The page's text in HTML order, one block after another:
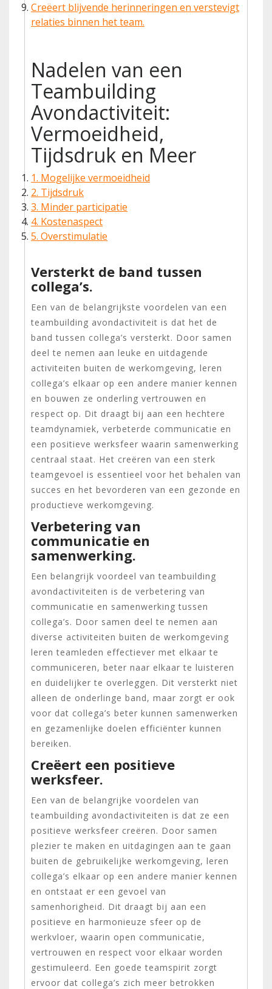
Creëert blijvende herinneringen en verstevigt
relaties binnen het team.
Nadelen van een
Teambuilding
Avondactiviteit:
Vermoeidheid,
Tijdsdruk en Meer
1. Mogelijke vermoeidheid
2. Tijdsdruk
3. Minder participatie
4. Kostenaspect
5. Overstimulatie
Versterkt de band tussen
collega’s.
Een van de belangrijkste voordelen van een
teambuilding avondactiviteit is dat het de
band tussen collega’s versterkt. Door samen
deel te nemen aan leuke en uitdagende
activiteiten buiten de werkomgeving, leren
collega’s elkaar op een andere manier kennen
en bouwen ze onderling vertrouwen en
respect op. Dit draagt bij aan een hechtere
teamdynamiek, verbeterde communicatie en
een positieve werksfeer waarin samenwerking
centraal staat. Het creëren van een sterk
teamgevoel is essentieel voor het behalen van
succes en het bevorderen van een gezonde en
productieve werkomgeving.
Verbetering van
communicatie en
samenwerking.
Een belangrijk voordeel van teambuilding
avondactiviteiten is de verbetering van
communicatie en samenwerking tussen
collega’s. Door samen deel te nemen aan
diverse activiteiten buiten de werkomgeving
leren teamleden effectiever met elkaar te
communiceren, beter naar elkaar te luisteren
en duidelijker te overleggen. Dit versterkt niet
alleen de onderlinge band, maar zorgt er ook
voor dat collega’s beter kunnen samenwerken
en gezamenlijke doelen efficiënter kunnen
bereiken.
Creëert een positieve
werksfeer.
Een van de belangrijke voordelen van
teambuilding avondactiviteiten is dat ze een
positieve werksfeer creëren. Door samen
plezier te maken en uitdagingen aan te gaan
buiten de gebruikelijke werkomgeving, leren
collega’s elkaar op een andere manier kennen
en ontstaat er een gevoel van
samenhorigheid. Dit draagt bij aan een
positieve en harmonieuze sfeer op de
werkvloer, waarin open communicatie,
vertrouwen en respect voor elkaar worden
gestimuleerd. Een goede teamspirit zorgt
ervoor dat collega’s zich meer betrokken